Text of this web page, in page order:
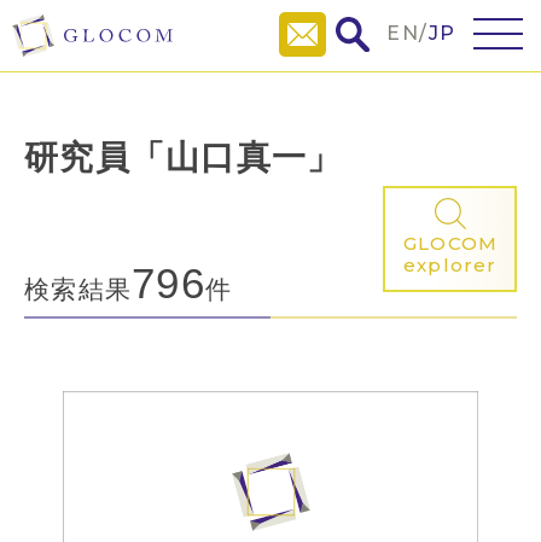
EN/JP
研究員「山口真一」
GLOCOM
explorer
検索結果796件